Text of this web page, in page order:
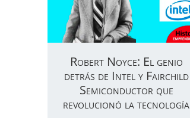
Robert Noyce: El genio
detrás de Intel y Fairchild
Semiconductor que
revolucionó la tecnología